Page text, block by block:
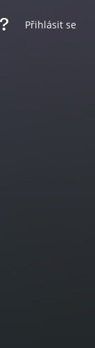
Přihlásit se